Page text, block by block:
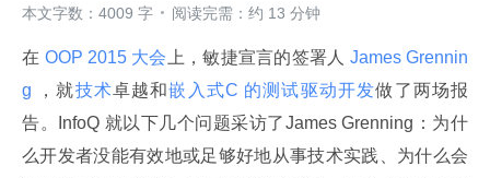
本文字数：4009 字
阅读完需：约 13 分钟
在 OOP 2015 大会 上，敏捷宣言的签署人 James Grennin
g
，就技术卓越和嵌入式C 的测试驱动开发做了两场报
告。InfoQ 就以下几个问题采访了James Grenning：为什
么开发者没能有效地或足够好地从事技术实践、为什么会